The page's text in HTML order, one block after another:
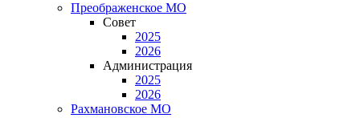
Преображенское МО
Совет
2025
2026
Администрация
2025
2026
Рахмановское МО